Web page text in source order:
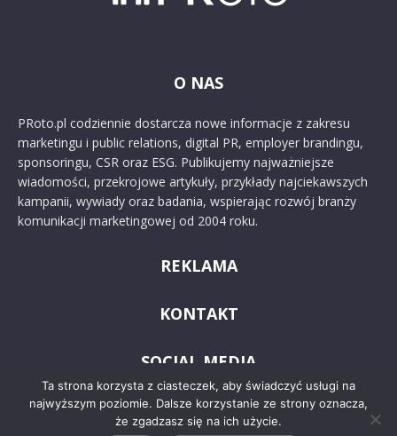
O NAS
PRoto.pl codziennie dostarcza nowe informacje z zakresu
marketingu i public relations, digital PR, employer brandingu,
sponsoringu, CSR oraz ESG. Publikujemy najważniejsze
wiadomości, przekrojowe artykuły, przykłady najciekawszych
kampanii, wywiady oraz badania, wspierając rozwój branży
komunikacji marketingowej od 2004 roku.
REKLAMA
KONTAKT
SOCIAL MEDIA
Ta strona korzysta z ciasteczek, aby świadczyć usługi na
najwyższym poziomie. Dalsze korzystanie ze strony oznacza,
że zgadzasz się na ich użycie.